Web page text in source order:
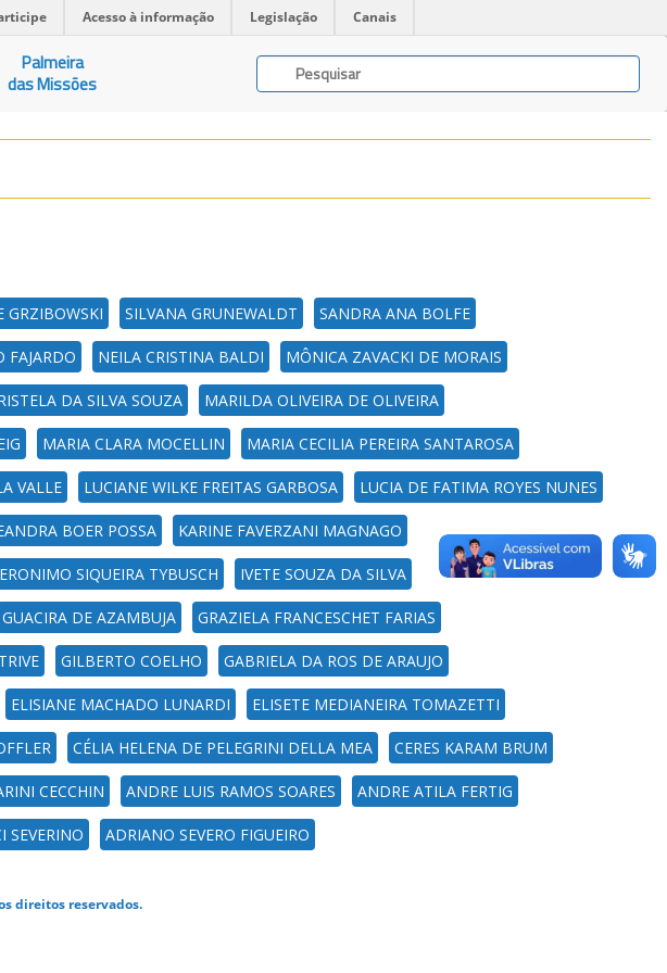
Acesso à informação Legislação Canais
Palmeira
das Missões
GRZIBOWSKI SILVANA GRUNEWALDT SANDRA ANA BOLFE
FAJARDO NEILA CRISTINA BALDI MÔNICA ZAVACKI DE MORAIS
DA SILVA SOUZA MARILDA OLIVEIRA DE OLIVEIRA
MARIA CLARA MOCELLIN MARIA CECILIA PEREIRA SANTAROSA
VALLE LUCIANE WILKE FREITAS GARBOSA LUCIA DE FATIMA ROYES NUNES
BOER POSSA KARINE FAVERZANI MAGNAGO
SIQUEIRA TYBUSCH IVETE SOUZA DA SILVA
GUACIRA DE AZAMBUJA GRAZIELA FRANCESCHET FARIAS
GILBERTO COELHO GABRIELA DA ROS DE ARAUJO
ELISIANE MACHADO LUNARDI ELISETE MEDIANEIRA TOMAZETTI
CÉLIA HELENA DE PELEGRINI DELLA MEA CERES KARAM BRUM
CECCHIN ANDRE LUIS RAMOS SOARES ANDRE ATILA FERTIG
SEVERINO ADRIANO SEVERO FIGUEIRO
direitos reservados.